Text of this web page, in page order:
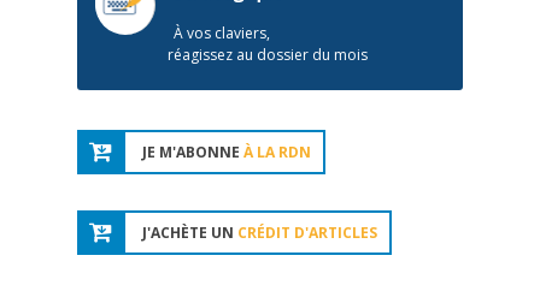
À vos claviers,
réagissez au dossier du mois
JE M'ABONNE À LA RDN
J'ACHÈTE UN CRÉDIT D'ARTICLES